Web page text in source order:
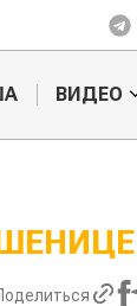
ВИДЕО
войны: